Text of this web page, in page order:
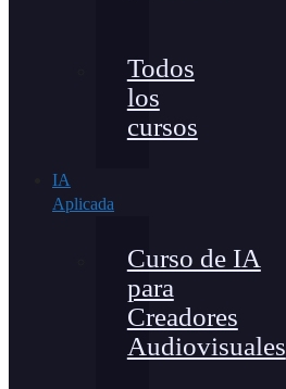
Todos
los
cursos
IA
Aplicada
Curso de IA
para
Creadores
Audiovisuales